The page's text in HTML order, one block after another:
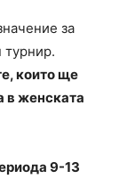
за
турнир.
които ще
в женската
9-13